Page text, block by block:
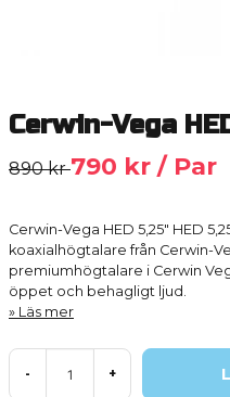
Cerwin-Vega
890 kr790 kr / Par
Cerwin-Vega HED 5,25" HED
koaxialhögtalare från Cerwin-
premiumhögtalare i Cerwin
öppet och behagligt ljud.
Läs mer
- +